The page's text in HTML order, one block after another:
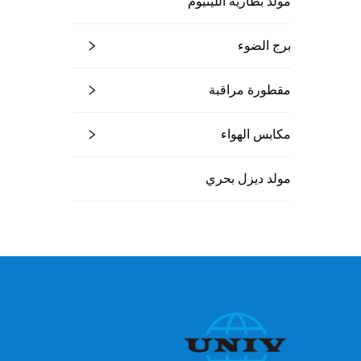
برج الضوء
مقطورة مراقبة
مكابس الهواء
مولد ديزل بحري